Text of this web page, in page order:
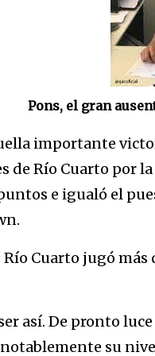
Pons, el gran
importante
de Río Cuarto por
e igualó el
Cuarto jugó
así. De pronto
notablemente su